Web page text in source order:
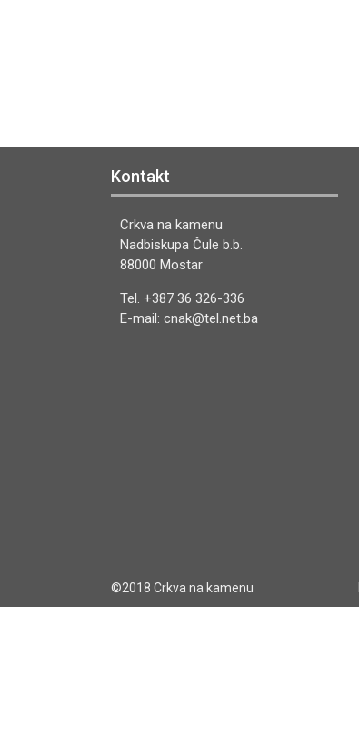
Kontakt
Crkva na kamenu
Nadbiskupa Čule b.b.
88000 Mostar
Tel. +387 36 326-336
E-mail: cnak@tel.net.ba
©2018 Crkva na kamenu